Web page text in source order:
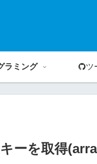
ラミング ツ
ーを取得